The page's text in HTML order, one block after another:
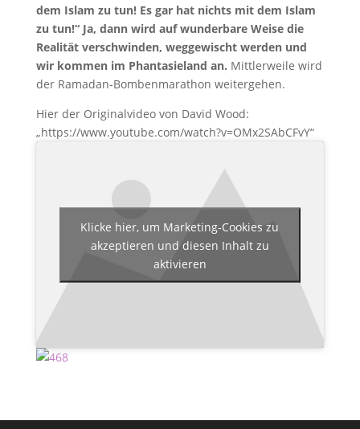
dem Islam zu tun! Es gar hat nichts mit dem Islam
zu tun!“ Ja, dann wird auf wunderbare Weise die
Realität verschwinden, weggewischt werden und
wir kommen im Phantasieland an. Mittlerweile wird
der Ramadan-Bombenmarathon weitergehen.
Hier der Originalvideo von David Wood:
„https://www.youtube.com/watch?v=OMx2SAbCFvY“
Klicke hier, um Marketing-Cookies zu
akzeptieren und diesen Inhalt zu
aktivieren